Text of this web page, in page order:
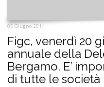
05 Giugno 2014
Figc, venerdì 20
annuale della
Bergamo. E’
di tutte le società